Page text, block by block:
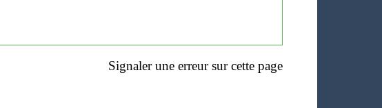
Signaler une erreur sur cette page